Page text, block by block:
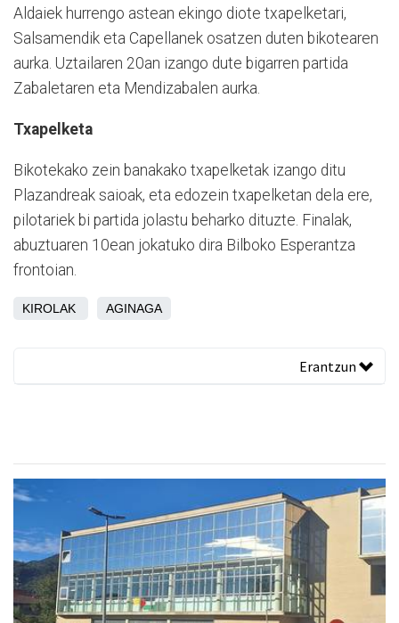
Aldaiek hurrengo astean ekingo diote txapelketari,
Salsamendik eta Capellanek osatzen duten bikotearen
aurka. Uztailaren 20an izango dute bigarren partida
Zabaletaren eta Mendizabalen aurka.
Txapelketa
Bikotekako zein banakako txapelketak izango ditu
Plazandreak saioak, eta edozein txapelketan dela ere,
pilotariek bi partida jolastu beharko dituzte. Finalak,
abuztuaren 10ean jokatuko dira Bilboko Esperantza
frontoian.
KIROLAK AGINAGA
Erantzun